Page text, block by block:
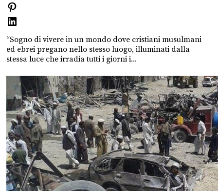
“Sogno di vivere in un mondo dove cristiani musulmani
ed ebrei pregano nello stesso luogo, illuminati dalla
stessa luce che irradia tutti i giorni i...